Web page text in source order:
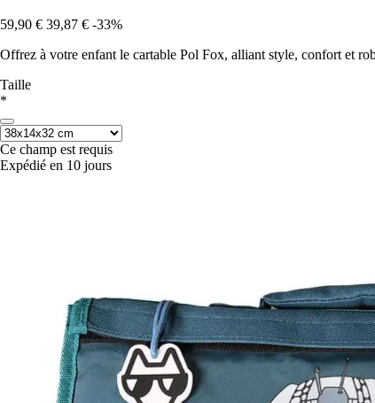
59,90 € 39,87 € -33%
Offrez à votre enfant le cartable Pol Fox, alliant style, confort et
Taille
*
Ce champ est requis
Expédié en 10 jours